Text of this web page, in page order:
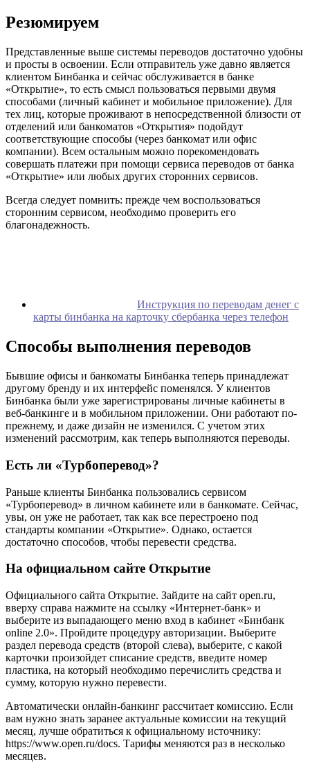
Резюмируем
Представленные выше системы переводов достаточно удобны
и просты в освоении. Если отправитель уже давно является
клиентом Бинбанка и сейчас обслуживается в банке
«Открытие», то есть смысл пользоваться первыми двумя
способами (личный кабинет и мобильное приложение). Для
тех лиц, которые проживают в непосредственной близости от
отделений или банкоматов «Открытия» подойдут
соответствующие способы (через банкомат или офис
компании). Всем остальным можно порекомендовать
совершать платежи при помощи сервиса переводов от банка
«Открытие» или любых других сторонних сервисов.
Всегда следует помнить: прежде чем воспользоваться
сторонним сервисом, необходимо проверить его
благонадежность.
Инструкция по переводам денег с
карты бинбанка на карточку сбербанка через телефон
Способы выполнения переводов
Бывшие офисы и банкоматы Бинбанка теперь принадлежат
другому бренду и их интерфейс поменялся. У клиентов
Бинбанка были уже зарегистрированы личные кабинеты в
веб-банкинге и в мобильном приложении. Они работают по-
прежнему, и даже дизайн не изменился. С учетом этих
изменений рассмотрим, как теперь выполняются переводы.
Есть ли «Турбоперевод»?
Раньше клиенты Бинбанка пользовались сервисом
«Турбоперевод» в личном кабинете или в банкомате. Сейчас,
увы, он уже не работает, так как все перестроено под
стандарты компании «Открытие». Однако, остается
достаточно способов, чтобы перевести средства.
На официальном сайте Открытие
Официального сайта Открытие. Зайдите на сайт open.ru,
вверху справа нажмите на ссылку «Интернет-банк» и
выберите из выпадающего меню вход в кабинет «Бинбанк
online 2.0». Пройдите процедуру авторизации. Выберите
раздел перевода средств (второй слева), выберите, с какой
карточки произойдет списание средств, введите номер
пластика, на который необходимо перечислить средства и
сумму, которую нужно перевести.
Автоматически онлайн-банкинг рассчитает комиссию. Если
вам нужно знать заранее актуальные комиссии на текущий
месяц, лучше обратиться к официальному источнику:
https://www.open.ru/docs. Тарифы меняются раз в несколько
месяцев.